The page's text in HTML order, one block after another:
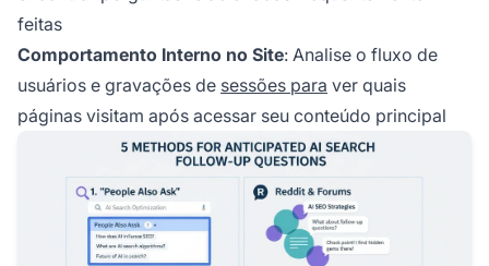
feitas
Comportamento Interno no Site: Analise o fluxo de
usuários e gravações de sessões para ver quais
páginas visitam após acessar seu conteúdo principal